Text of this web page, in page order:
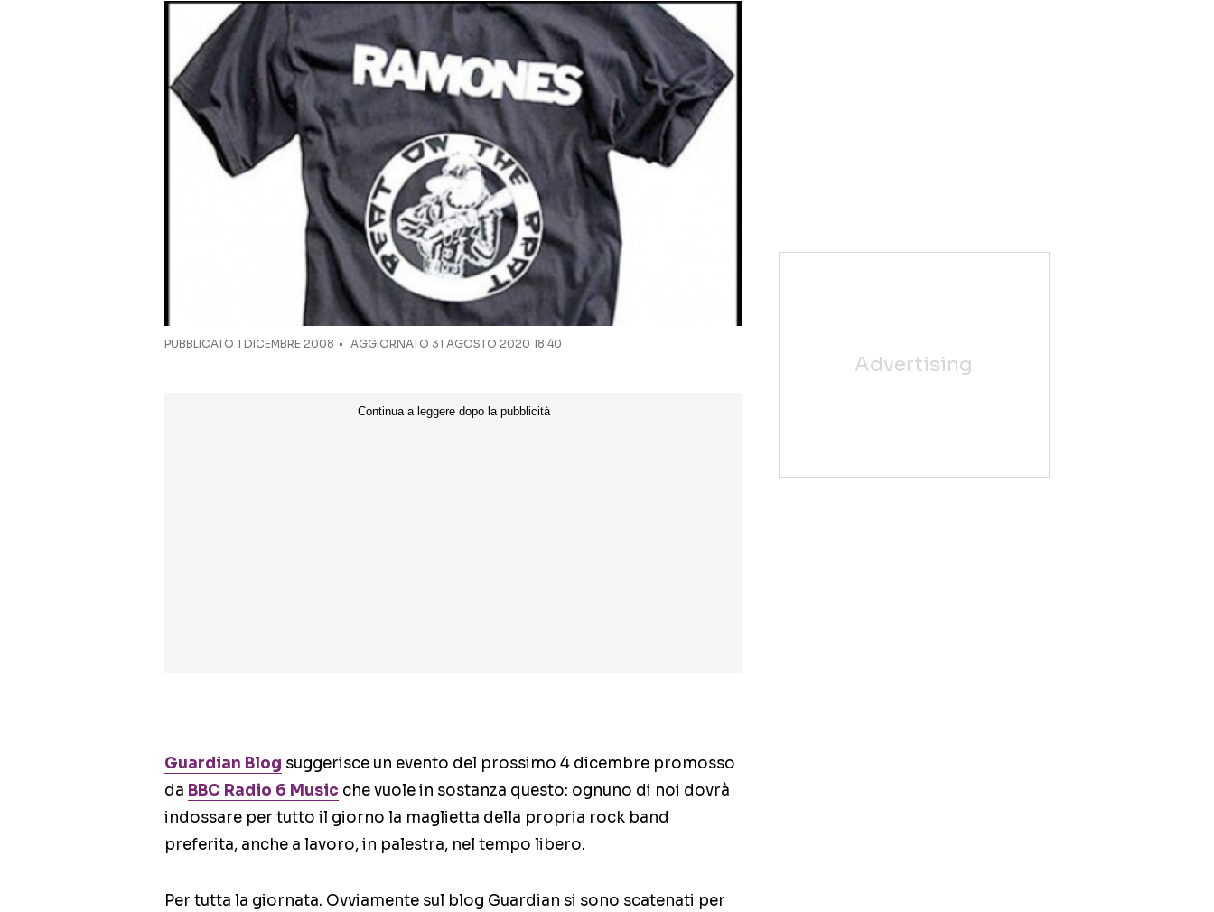
PUBBLICATO 1 DICEMBRE 2008 AGGIORNATO 31 AGOSTO 2020 18:40
Guardian Blog suggerisce un evento del prossimo 4 dicembre promosso
da BBC Radio 6 Music che vuole in sostanza questo: ognuno di noi dovrà
indossare per tutto il giorno la maglietta della propria rock band
preferita, anche a lavoro, in palestra, nel tempo libero.
Per tutta la giornata. Ovviamente sul blog Guardian si sono scatenati per